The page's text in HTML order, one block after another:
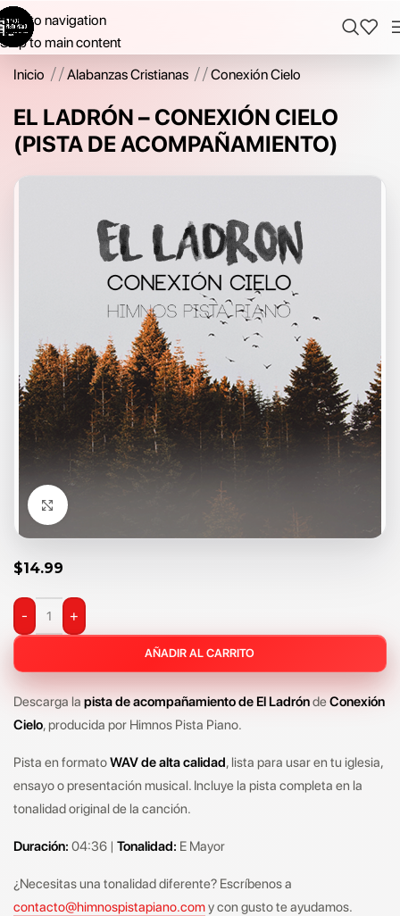
Skip to navigation
Skip to main content
Inicio / Alabanzas Cristianas / Conexión Cielo
EL LADRÓN – CONEXIÓN CIELO
(PISTA DE ACOMPAÑAMIENTO)
Click to enlarge
$14.99
- +
AÑADIR AL CARRITO
Descarga la pista de acompañamiento de El LadróndeConexión
Cielo, producida por Himnos Pista Piano.
Pista en formatoWAV de alta calidad, lista para usar en tu iglesia,
ensayo o presentación musical. Incluye la pista completa en la
tonalidad original de la canción.
Duración: 04:36 | Tonalidad: E Mayor
¿Necesitas una tonalidad diferente? Escríbenos a
contacto@himnospistapiano.comy con gusto te ayudamos.